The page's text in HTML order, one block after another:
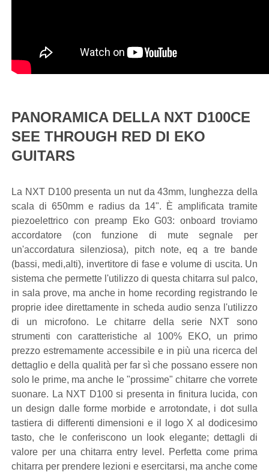
PANORAMICA DELLA NXT D100CE
SEE THROUGH RED DI EKO
GUITARS
La NXT D100 presenta un nut da 43mm, lunghezza della
scala di 650mm e radius da 14". È amplificata tramite
piezoelettrico con preamp Eko G03: onboard troviamo
accordatore (con funzione di mute segnale per
un'accordatura silenziosa), pitch note, eq a tre bande
(bassi, medi,alti), invertitore di fase e volume di uscita. Un
sistema che permette l'utilizzo di questa chitarra sul palco,
in sala prove, ma anche in home recording registrando le
proprie idee direttamente in scheda audio senza l'utilizzo
di un microfono. Le chitarre della serie NXT sono
strumenti con caratteristiche al 100% EKO, un primo
prezzo estremamente accessibile e in più una ricerca del
dettaglio e della qualità per far sì che possano essere non
solo le prime, ma anche le "prossime" chitarre che vorrete
suonare. La NXT D100 si presenta in finitura lucida, con
un design dalle forme morbide e arrotondate, i dot sulla
tastiera di differenti dimensioni e il logo X al dodicesimo
tasto, che le conferiscono un look elegante; dettagli di
valore per una chitarra entry level. Perfetta come prima
chitarra per prendere lezioni e esercitarsi, ma anche come